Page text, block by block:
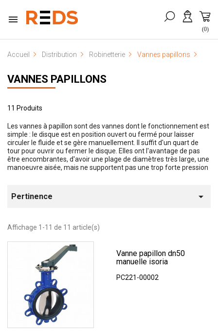

(0)
Accueil Distribution Robinetterie Vannes papillons
VANNES PAPILLONS
11 Produits
Les vannes à papillon sont des vannes dont le fonctionnement est
simple : le disque est en position ouvert ou fermé pour laisser
circuler le fluide et se gère manuellement. Il suffit d'un quart de
tour pour ouvrir ou fermer le disque. Elles ont l'avantage de pas
être encombrantes, d'avoir une plage de diamètres très large, une
manoeuvre aisée, mais ne supportent pas une trop forte pression
Pertinence 
Affichage 1-11 de 11 article(s)
Vanne papillon dn50
manuelle isoria
PC221-00002